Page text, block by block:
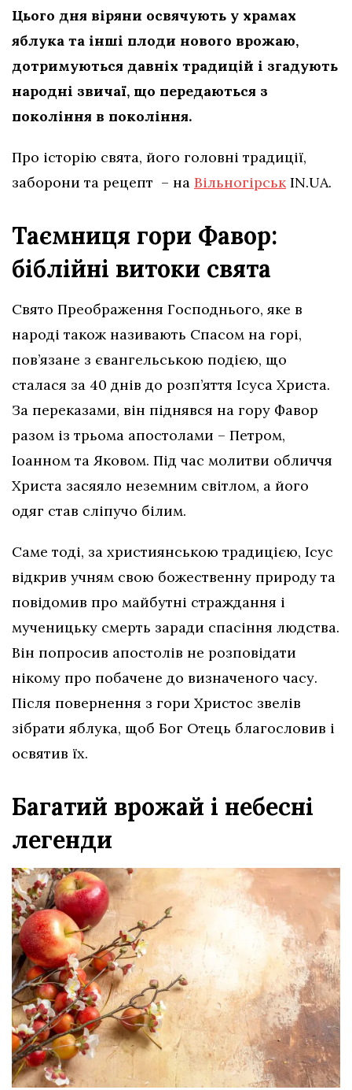
Цього дня віряни освячують у храмах
яблука та інші плоди нового врожаю,
дотримуються давніх традицій і згадують
народні звичаї, що передаються з
покоління в покоління.
Про історію свята, його головні традиції,
заборони та рецепт – на ВільногірськIN.UA.
Таємниця гори Фавор:
біблійні витоки свята
Свято Преображення Господнього, яке в
народі також називають Спасом на горі,
пов’язане з євангельською подією, що
сталася за 40 днів до розп’яття Ісуса Христа.
За переказами, він піднявся на гору Фавор
разом із трьома апостолами – Петром,
Іоанном та Яковом. Під час молитви обличчя
Христа засяяло неземним світлом, а його
одяг став сліпучо білим.
Саме тоді, за християнською традицією, Ісус
відкрив учням свою божественну природу та
повідомив про майбутні страждання і
мученицьку смерть заради спасіння людства.
Він попросив апостолів не розповідати
нікому про побачене до визначеного часу.
Після повернення з гори Христос звелів
зібрати яблука, щоб Бог Отець благословив і
освятив їх.
Багатий врожай і небесні
легенди